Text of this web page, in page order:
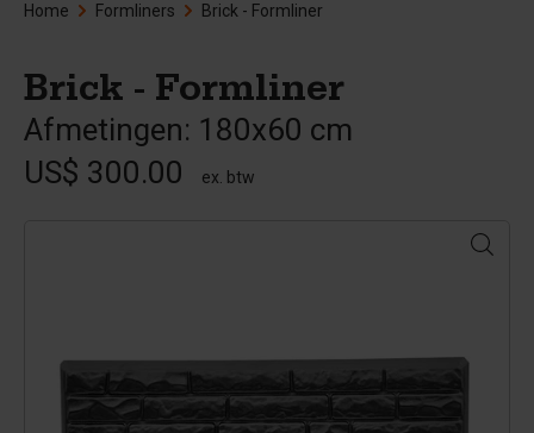
Home Formliners Brick - Formliner
Brick - Formliner
Afmetingen: 180x60 cm
US$ 300.00
ex. btw